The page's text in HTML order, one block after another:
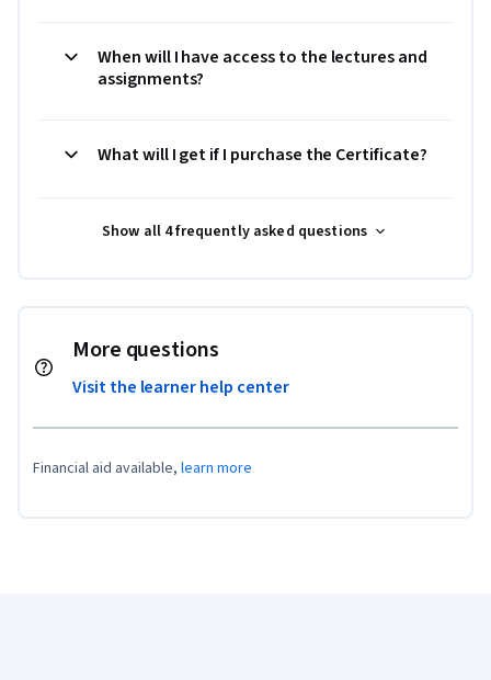
When will I have access to the lectures and
assignments?
What will I get if I purchase the Certificate?
Show all 4 frequently asked questions
More questions
Visit the learner help center
Financial aid available, learn more